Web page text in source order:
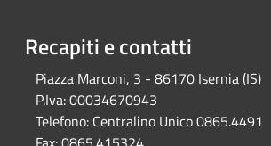
Recapiti e contatti
Piazza Marconi, 3 - 86170 Isernia (IS)
P.Iva:00034670943
Telefono: Centralino Unico 0865.4491